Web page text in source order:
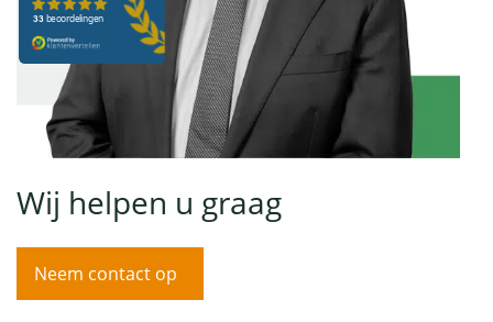
Wij helpen u graag
Neem contact op